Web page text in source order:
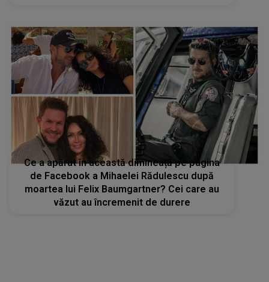
Ce a apărut în această dimineață pe pagina
de Facebook a Mihaelei Rădulescu după
moartea lui Felix Baumgartner? Cei care au
văzut au încremenit de durere